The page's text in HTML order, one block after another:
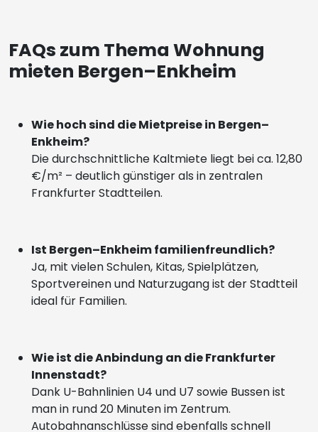
FAQs zum Thema Wohnung
mieten Bergen–Enkheim
Wie hoch sind die Mietpreise in Bergen–
Enkheim?
Die durchschnittliche Kaltmiete liegt bei ca. 12,80
€/m² – deutlich günstiger als in zentralen
Frankfurter Stadtteilen.
Ist Bergen–Enkheim familienfreundlich?
Ja, mit vielen Schulen, Kitas, Spielplätzen,
Sportvereinen und Naturzugang ist der Stadtteil
ideal für Familien.
Wie ist die Anbindung an die Frankfurter
Innenstadt?
Dank U-Bahnlinien U4 und U7 sowie Bussen ist
man in rund 20 Minuten im Zentrum.
Autobahnanschlüsse sind ebenfalls schnell